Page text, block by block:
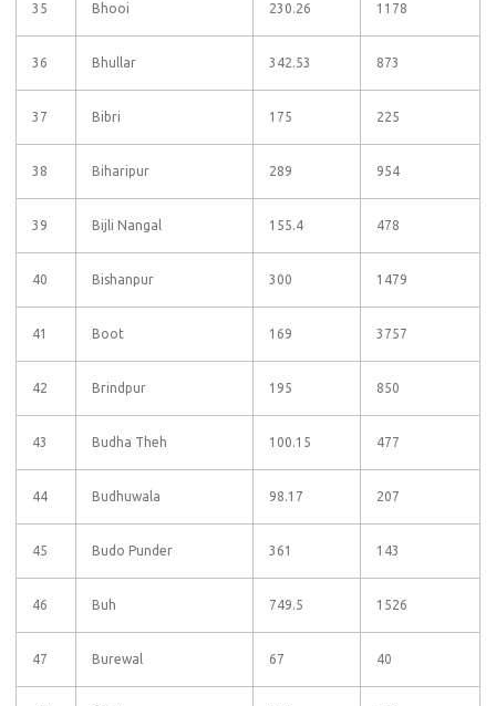
35 Bhooi 230.26 1178
36 Bhullar 342.53 873
37 Bibri 175 225
38 Biharipur 289 954
39 Bijli Nangal 155.4 478
40 Bishanpur 300 1479
41 Boot 169 3757
42 Brindpur 195 850
43 Budha Theh 100.15 477
44 Budhuwala 98.17 207
45 Budo Punder 361 143
46 Buh 749.5 1526
47 Burewal 67 40